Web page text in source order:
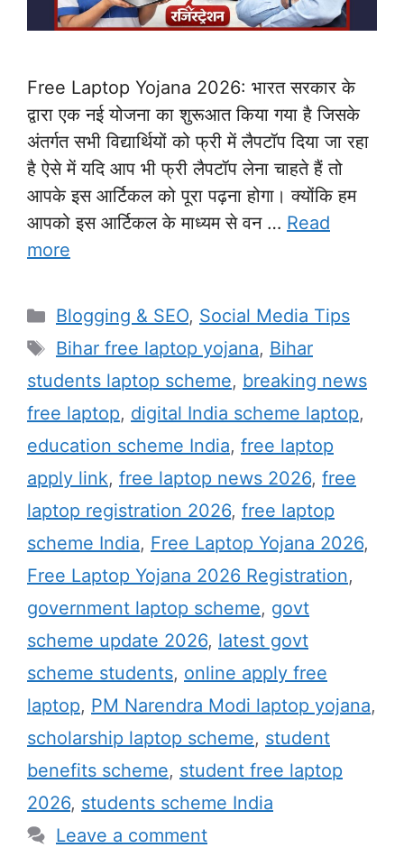
Free Laptop Yojana 2026: भारत सरकार के
द्वारा एक नई योजना का शुरूआत किया गया है जिसके
अंतर्गत सभी विद्यार्थियों को फ्री में लैपटॉप दिया जा रहा
है ऐसे में यदि आप भी फ्री लैपटॉप लेना चाहते हैं तो
आपके इस आर्टिकल को पूरा पढ़ना होगा। क्योंकि हम
आपको इस आर्टिकल के माध्यम से वन … Read
more
Categories
Blogging & SEO, Social Media Tips
Tags
Bihar free laptop yojana, Bihar
students laptop scheme, breaking news
free laptop, digital India scheme laptop,
education scheme India, free laptop
apply link, free laptop news 2026, free
laptop registration 2026, free laptop
scheme India, Free Laptop Yojana 2026,
Free Laptop Yojana 2026 Registration,
government laptop scheme, govt
scheme update 2026, latest govt
scheme students, online apply free
laptop, PM Narendra Modi laptop yojana,
scholarship laptop scheme, student
benefits scheme, student free laptop
2026, students scheme India
Leave a comment